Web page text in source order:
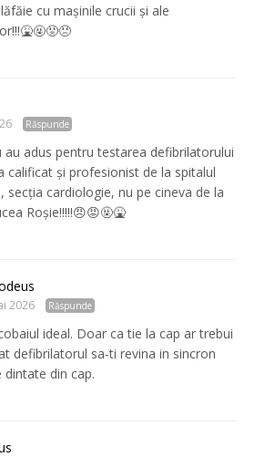
cu mașinile crucii și ale
Răspunde
au adus pentru testarea defibrilatorului
calificat și profesionist de la spitalul
secția cardiologie, nu pe cineva de la
Roșie!!!!!😠😡🤬🤮
2026 Răspunde
ideal. Doar ca tie la cap ar trebui
defibrilatorul sa-ti revina in sincron
dintate din cap.